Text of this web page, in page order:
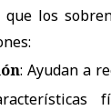
que los
: Ayudan a